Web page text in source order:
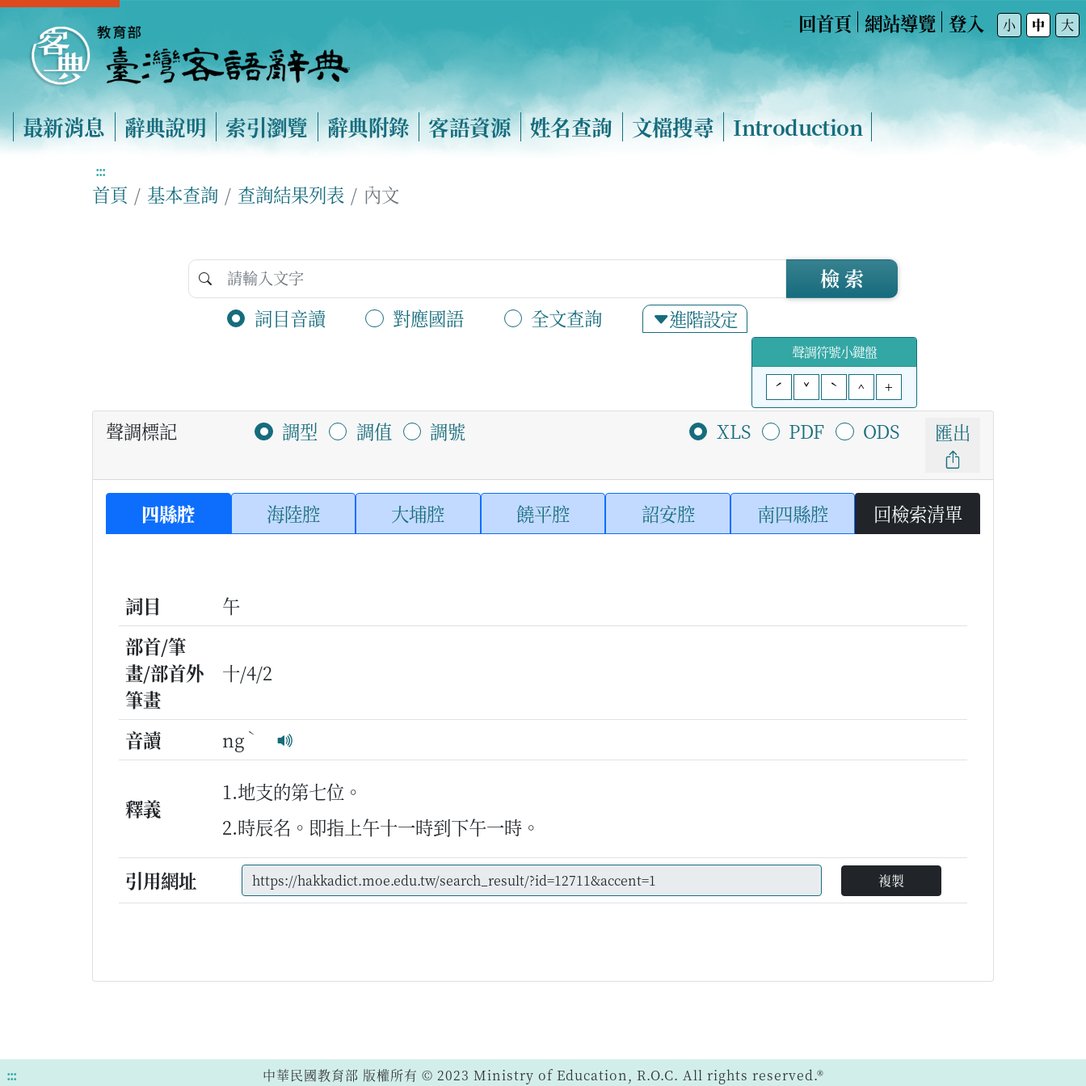
回首頁 網站導覽 登入 小 中 大
最新消息 辭典說明 索引瀏覽 辭典附錄 客語資源 姓名查詢 文檔搜尋 Introduction
:::
首頁 基本查詢 查詢結果列表 內文
詞目音讀 對應國語 全文查詢 進階設定
檢 索
聲調符號小鍵盤
ˊ
ˇ ˋ ^ +
聲調標記 調型 調值 調號 XLS PDF ODS 匯出
四縣腔 海陸腔 大埔腔 饒平腔 詔安腔 南四縣腔 回檢索清單
詞目
午
部首/筆
畫/部首外
筆畫
十/4/2
音讀 ng ˋ
釋義
1.地支的第七位。
2.時辰名。即指上午十一時到下午一時。
引用網址 複製
:::
中華民國教育部 版權所有 © 2023 Ministry of Education, R.O.C. All rights reserved.®